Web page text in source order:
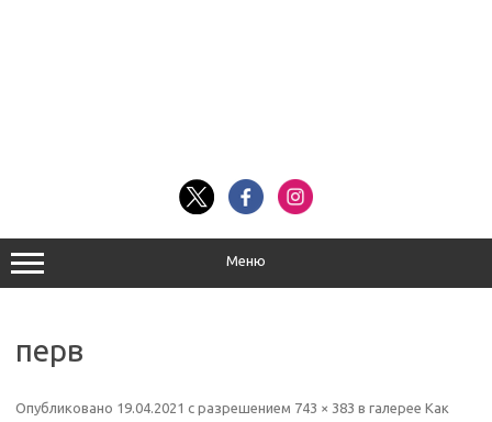
Меню
перв
Опубликовано 19.04.2021 с разрешением 743 × 383 в галерее Как